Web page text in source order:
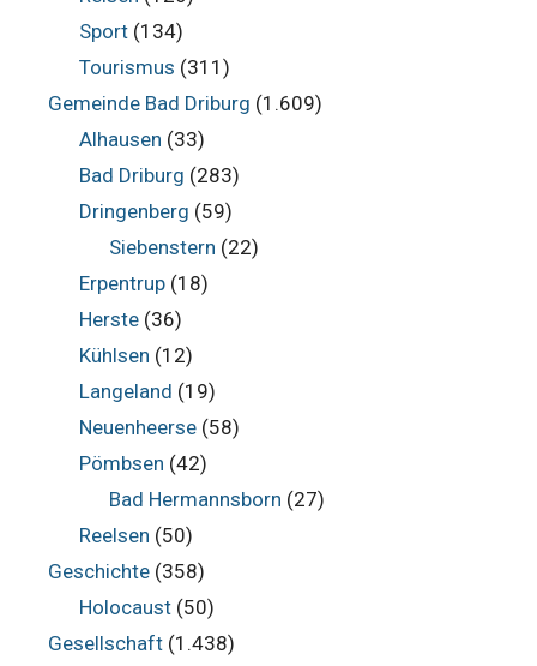
Sport(134)
Tourismus (311)
Gemeinde Bad Driburg (1.609)
Alhausen (33)
Bad Driburg (283)
Dringenberg (59)
Siebenstern (22)
Erpentrup(18)
Herste(36)
Kühlsen (12)
Langeland (19)
Neuenheerse(58)
Pömbsen (42)
Bad Hermannsborn (27)
Reelsen (50)
Geschichte (358)
Holocaust(50)
Gesellschaft (1.438)